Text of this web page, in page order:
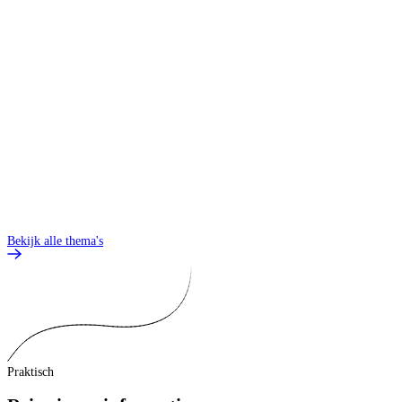
Bekijk alle thema's
Praktisch